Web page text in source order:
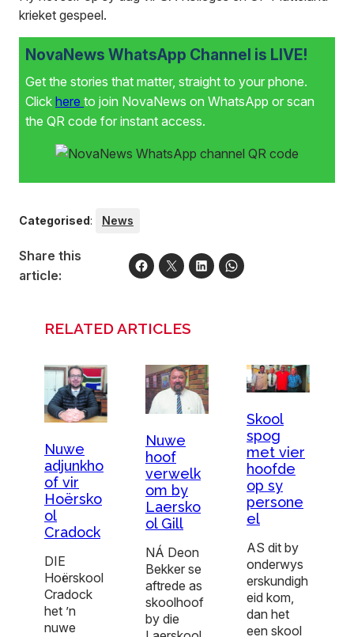
krieket gespeel.
NovaNews WhatsApp Channel is LIVE!
Get the stories that matter, straight to your phone.
Click here to join NovaNews on WhatsApp or scan
the QR code for instant access.
Categorised: News
Share this
article:
RELATED ARTICLES
Nuwe
adjunkho
of vir
Hoërsko
ol
Cradock
DIE
Hoërskool
Cradock
het ’n
nuwe
Nuwe
hoof
verwelk
om by
Laersko
ol Gill
NÁ Deon
Bekker se
aftrede as
skoolhoof
by die
Skool
spog
met vier
hoofde
op sy
persone
el
AS dit by
onderwys
erskundigh
eid kom,
dan het
een skool